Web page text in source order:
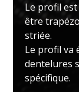
Le profil
être
striée.
Le profil va
dentelures
spécifique.